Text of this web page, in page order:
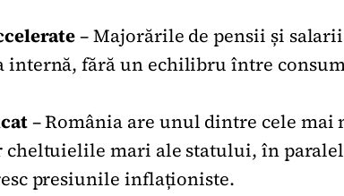
– Majorările de pensii și
internă, fără un echilibru între
– România are unul dintre cele mai
cheltuielile mari ale statului, în
presiunile inflaționiste.